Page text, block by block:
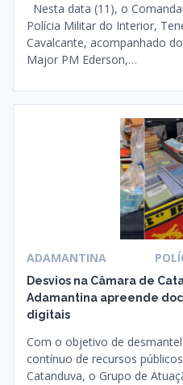
Nesta data (11), o
Polícia Militar do Interior,
Cavalcante, acompanhado
Major PM Ederson,…
ADAMANTINA
Desvios na Câmara de
Adamantina apreende
digitais
Com o objetivo de
contínuo de recursos
Catanduva, o Grupo de